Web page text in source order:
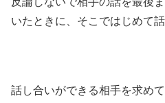
いたときに、そこではじめて
話し合いができる相手を求め